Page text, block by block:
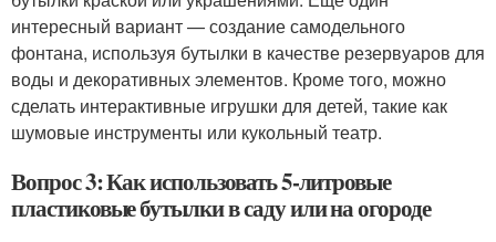
интересный вариант — создание самодельного
фонтана, используя бутылки в качестве резервуаров для
воды и декоративных элементов. Кроме того, можно
сделать интерактивные игрушки для детей, такие как
шумовые инструменты или кукольный театр.
Вопрос 3: Как использовать 5-литровые
пластиковые бутылки в саду или на огороде